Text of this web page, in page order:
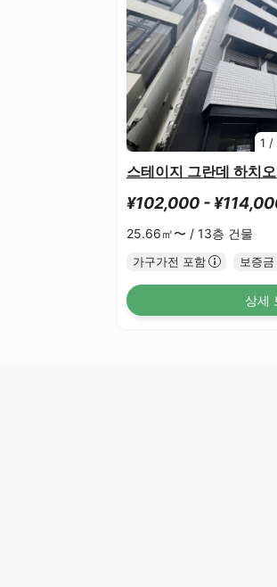
1 /
스테이지 그란데 하치
¥102,000 -
25.66㎡〜 / 13층 건물
가구가전 포함 보증
상세